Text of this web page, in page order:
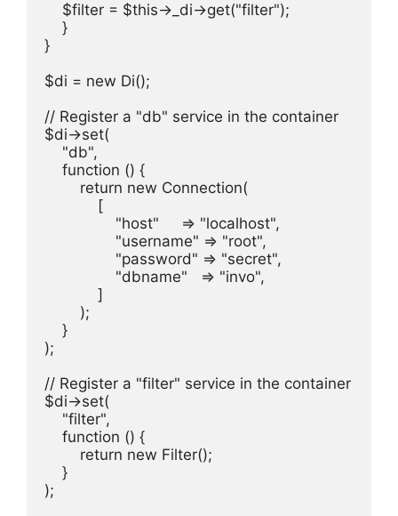
    $filter = $this->_di->get("filter");
    }
}
$di = new Di();
// Register a "db" service in the container
$di->set(
    "db",
    function () {
        return new Connection(
            [
                "host"     => "localhost",
                "username" => "root",
                "password" => "secret",
                "dbname"   => "invo",
            ]
        );
    }
);
// Register a "filter" service in the container
$di->set(
    "filter",
    function () {
        return new Filter();
    }
);